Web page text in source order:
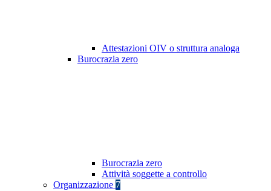
Attestazioni OIV o struttura analoga
Burocrazia zero
Burocrazia zero
Attività soggette a controllo
Organizzazione 7